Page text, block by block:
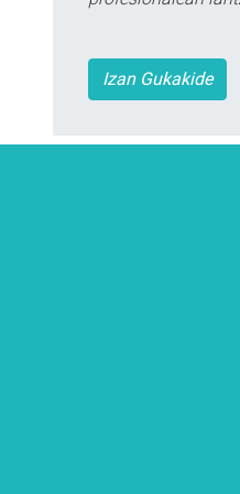
Izan Gukakide